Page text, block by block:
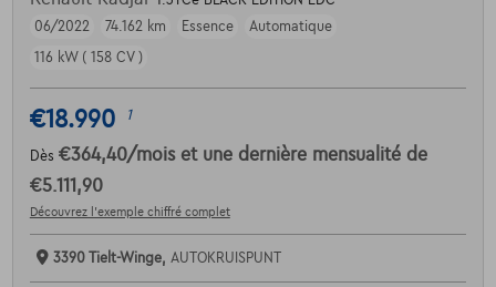
06/2022
74.162 km Essence
Automatique
116 kW ( 158 CV )
€18.990 1
Dès €364,40/mois et une dernière mensualité de
€5.111,90
Découvrez l’exemple chiffré complet
3390 Tielt-Winge, AUTOKRUISPUNT